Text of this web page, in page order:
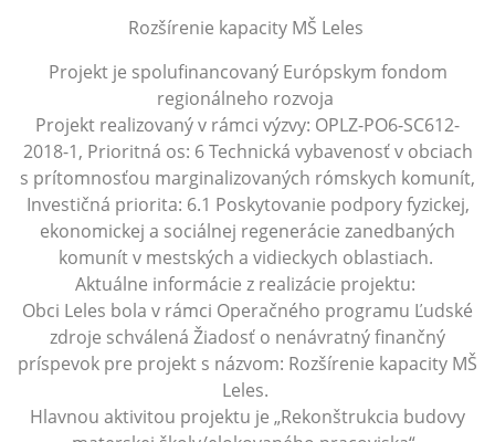
Rozšírenie kapacity MŠ Leles
Projekt je spolufinancovaný Európskym fondom
regionálneho rozvoja
Projekt realizovaný v rámci výzvy: OPLZ-PO6-SC612-
2018-1, Prioritná os: 6 Technická vybavenosť v obciach
s prítomnosťou marginalizovaných rómskych komunít,
Investičná priorita: 6.1 Poskytovanie podpory fyzickej,
ekonomickej a sociálnej regenerácie zanedbaných
komunít v mestských a vidieckych oblastiach.
Aktuálne informácie z realizácie projektu:
Obci Leles bola v rámci Operačného programu Ľudské
zdroje schválená Žiadosť o nenávratný finančný
príspevok pre projekt s názvom: Rozšírenie kapacity MŠ
Leles.
Hlavnou aktivitou projektu je „Rekonštrukcia budovy